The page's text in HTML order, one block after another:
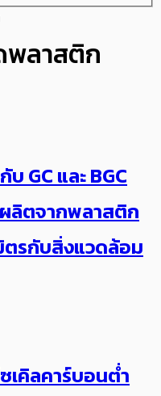
พลาสติก
GC และ BGC
ลิตจากพลาสติก
ตรกับสิ่งแวดล้อม
เคิลคาร์บอนต่ำ